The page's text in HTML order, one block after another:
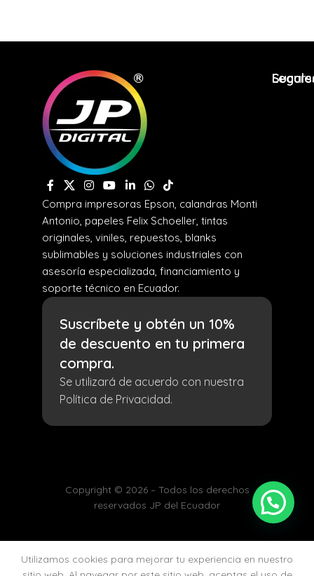
Compra impresoras Epson, calandras Monti
Antonio, papeles Felix Schoeller, tintas
originales, viniles, repuestos, blanks
sublimables y soluciones industriales con
asesoría especializada, financiamiento y
soporte técnico en Ecuador.
Suscríbete y obtén un 10%
de descuento en tu primera
compra.
Se utilizará de acuerdo con nuestra
Política de Privacidad.
Copyright © 2026 – Todos los derechos
reservados JP del Ecuador
Lista de deseos
CarritoMi cuenta
Utilizamos cookies para mejorar tu experiencia en nuestro